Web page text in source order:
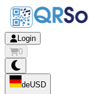
Login
0
deUSD